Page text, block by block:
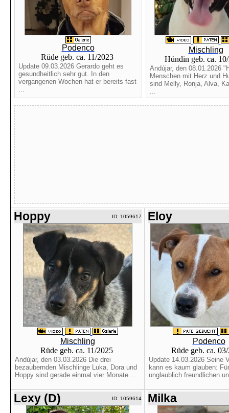
Podenco
Rüde geb. ca. 11/2023
Update 09.03.2026 Gerardo geht es
gesundheitlich sehr gut. In den
vergangenen Wochen hat er bereits fast
...
Mischling
Hündin geb. ca.
Andújar, den 08.01.2026
Menschen mit Herz und
sind Melly, Ronja, Alva,
...
Hoppy ID: 1059617
Mischling
Rüde geb. ca. 11/2025
Andújar, den 03.03.2026 Die drei
bezaubernden Mischlinge Luka, Dora und
Hoppy sind gerade einmal vier Monate ...
Eloy
Podenco
Rüde geb. ca.
Update 14.03.2026 Seine
kann es kaum glauben:
unglaublich freundlichen
Lexy (D) ID: 1059614 Milka